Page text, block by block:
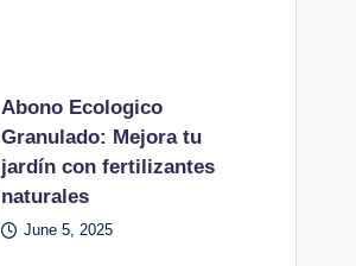
Abono Ecologico
Granulado: Mejora tu
jardín con fertilizantes
naturales
June 5, 2025